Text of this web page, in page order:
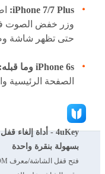
iPhone 7/7 Plus:
وزر خفض الصوت
حتى تظهر شاشة
iPhone 6s وما قبله:
الصفحة الرئيسية
بسهولة بنقرة واحدة